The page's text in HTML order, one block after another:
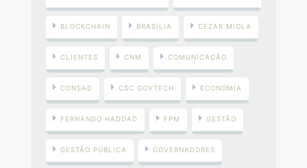
BLOCKCHAIN BRASÍLIA CEZAR MIOLA
CLIENTES CNM COMUNICAÇÃO
CONSAD CSC GOVTECH ECONOMIA
FERNANDO HADDAD FPM GESTÃO
GESTÃO PÚBLICA GOVERNADORES